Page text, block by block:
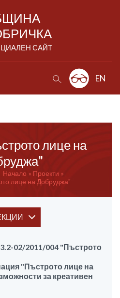
САЙТ
EN
лице на
Начало
Проекти
лице на Добруджа"
02/2011/004 "Пъстрото
"Пъстрото лице на
за креативен